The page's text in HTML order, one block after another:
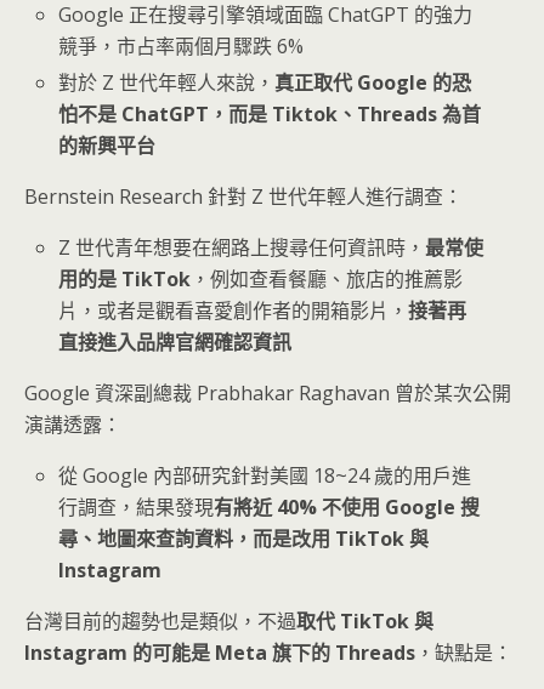
Google 正在搜尋引擎領域面臨 ChatGPT 的強力
競爭，市占率兩個月驟跌 6%
對於 Z 世代年輕人來說， 真正取代 Google 的恐
怕不是 ChatGPT，而是 Tiktok、Threads 為首
的新興平台
Bernstein Research 針對 Z 世代年輕人進行調查：
Z 世代青年想要在網路上搜尋任何資訊時，最常使
用的是 TikTok ，例如查看餐廳、旅店的推薦影
片，或者是觀看喜愛創作者的開箱影片，接著再
直接進入品牌官網確認資訊
Google 資深副總裁 Prabhakar Raghavan 曾於某次公開
演講透露：
從 Google 內部研究針對美國 18~24 歲的用戶進
行調查，結果發現有將近 40% 不使用 Google 搜
尋、地圖來查詢資料，而是改用 TikTok 與
Instagram
台灣目前的趨勢也是類似，不過取代 TikTok 與
Instagram 的可能是 Meta 旗下的 Threads ，缺點是：